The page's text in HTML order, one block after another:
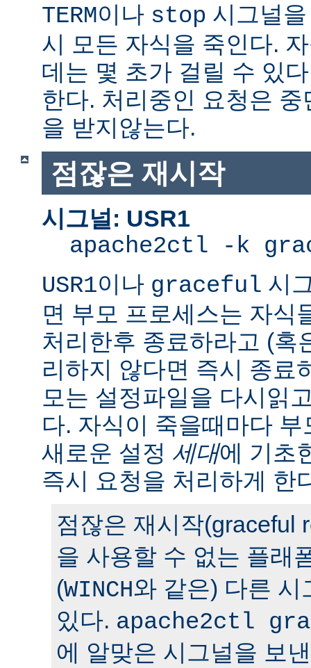
TERM이나 stop 시그널
시 모든 자식을 죽인다.
데는 몇 초가 걸릴 수 있
한다. 처리중인 요청은
을 받지않는다.
점잖은 재시작
시그널: USR1
apache2ctl -k
USR1이나 graceful 시
면 부모 프로세스는 자식
처리한후 종료하라고 (혹
리하지 않다면 즉시 종료
모는 설정파일을 다시읽
다. 자식이 죽을때마다
새로운 설정 세대에 기초
즉시 요청을 처리하게 한
점잖은 재시작(graceful
을 사용할 수 없는 플래
(WINCH와 같은) 다른 시
있다. apache2ctl
에 알맞은 시그널을 보